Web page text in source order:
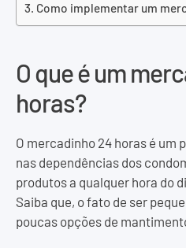
Como implementar um
O que é um
horas?
O mercadinho 24 horas é um
nas dependências dos
produtos a qualquer hora do
Saiba que, o fato de ser
poucas opções de